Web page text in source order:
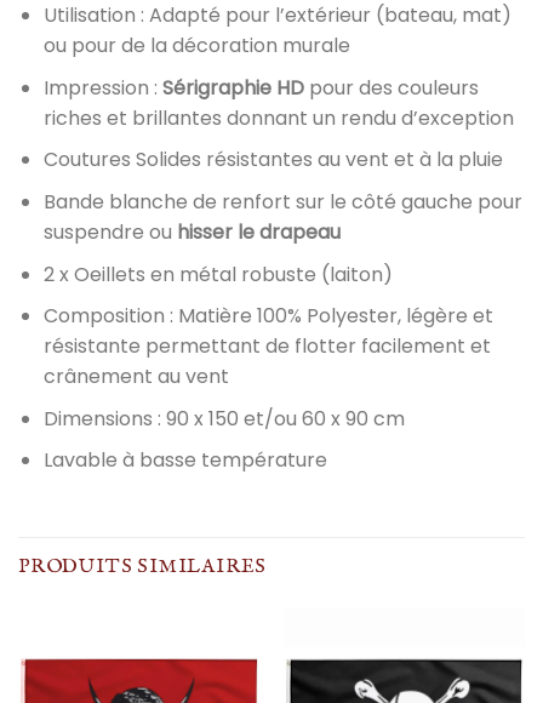
Utilisation : Adapté pour l’extérieur (bateau, mat)
ou pour de la décoration murale
Impression : Sérigraphie HDpour des couleurs
riches et brillantes donnant un rendu d’exception
Coutures Solides résistantes au vent et à la pluie
Bande blanche de renfort sur le côté gauche pour
suspendre ou hisser le drapeau
2 x Oeillets en métal robuste (laiton)
Composition : Matière 100% Polyester, légère et
résistante permettant de flotter facilement et
crânement au vent
Dimensions : 90 x 150 et/ou 60 x 90 cm
Lavable à basse température
PRODUITS SIMILAIRES